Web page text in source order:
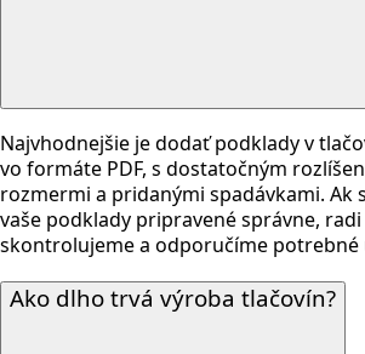
Najvhodnejšie je dodať podklady v
vo formáte PDF, s dostatočným
rozmermi a pridanými spadávkami. Ak
vaše podklady pripravené správne,
skontrolujeme a odporučíme potrebné
Ako dlho trvá výroba tlačovín?